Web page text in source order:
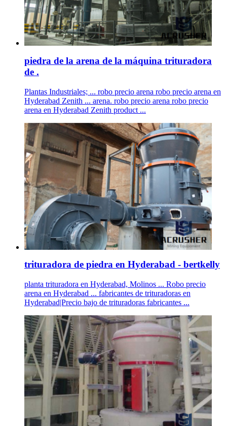
piedra de la arena de la máquina trituradora
de .
Plantas Industriales; ... robo precio arena robo precio arena en
Hyderabad Zenith ... arena. robo precio arena robo precio
arena en Hyderabad Zenith product ...
trituradora de piedra en Hyderabad - bertkelly
planta trituradora en Hyderabad, Molinos ... Robo precio
arena en Hyderabad ... fabricantes de trituradoras en
Hyderabad|Precio bajo de trituradoras fabricantes ...